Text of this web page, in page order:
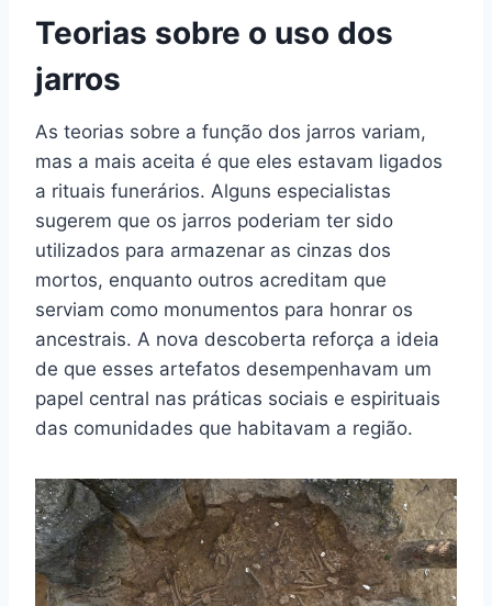
Teorias sobre o uso dos
jarros
As teorias sobre a função dos jarros variam,
mas a mais aceita é que eles estavam ligados
a rituais funerários. Alguns especialistas
sugerem que os jarros poderiam ter sido
utilizados para armazenar as cinzas dos
mortos, enquanto outros acreditam que
serviam como monumentos para honrar os
ancestrais. A nova descoberta reforça a ideia
de que esses artefatos desempenhavam um
papel central nas práticas sociais e espirituais
das comunidades que habitavam a região.